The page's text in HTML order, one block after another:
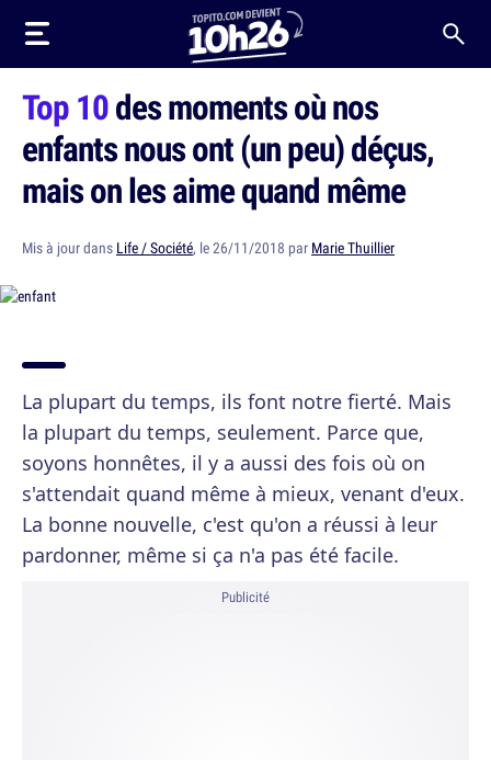
Top 10des moments où nos
enfants nous ont (un peu) déçus,
mais on les aime quand même
Mis à jour dans Life / Société, le 26/11/2018 par Marie Thuillier
La plupart du temps, ils font notre fierté. Mais
la plupart du temps, seulement. Parce que,
soyons honnêtes, il y a aussi des fois où on
s'attendait quand même à mieux, venant d'eux.
La bonne nouvelle, c'est qu'on a réussi à leur
pardonner, même si ça n'a pas été facile.
Publicité